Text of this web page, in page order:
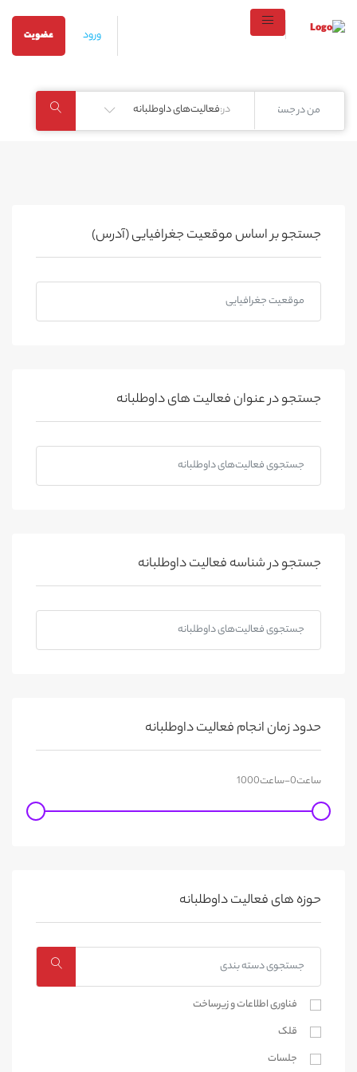
ورود عضویت
در:فعالیت‌های داوطلبانه
جستجو بر اساس موقعیت جغرافیایی (آدرس)
جستجو در عنوان فعالیت های داوطلبانه
جستجو در شناسه فعالیت داوطلبانه
حدود زمان انجام فعالیت داوطلبانه
حوزه های فعالیت داوطلبانه
فناوری اطلاعات و زیرساخت
قلک
جلسات